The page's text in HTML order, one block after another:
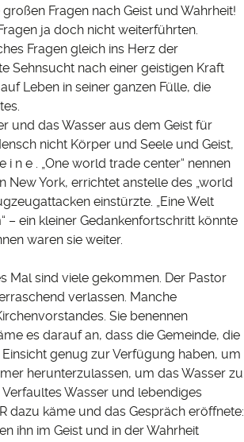
Fragen nach Geist und Wahrheit!
ja doch nicht weiterführten.
Fragen gleich ins Herz der
Sehnsucht nach einer geistigen Kraft
Leben in seiner ganzen Fülle, die
und das Wasser aus dem Geist für
nicht Körper und Seele und Geist,
n e . „One world trade center“ nennen
New York, errichtet anstelle des „world
einstürzte. „Eine Welt
– ein kleiner Gedankenfortschritt könnte
waren sie weiter.
Mal sind viele gekommen. Der Pastor
verlassen. Manche
Sie benennen
es darauf an, dass die Gemeinde, die
genug zur Verfügung haben, um
herunterzulassen, um das Wasser zu
Wasser und lebendiges
dazu käme und das Gespräch eröffnete:
ihn im Geist und in der Wahrheit